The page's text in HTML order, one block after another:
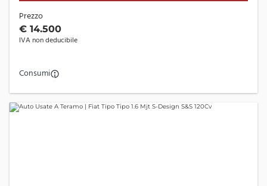
Prezzo
€ 14.500
IVA non deducibile
Consumi